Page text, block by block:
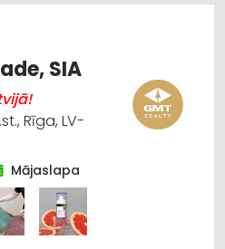
SIA
Rīga, LV-
Mājaslapa